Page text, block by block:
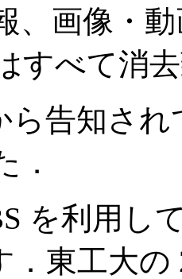
、画像・
すべて消
ら告知さ
．
を利用し
．東工大